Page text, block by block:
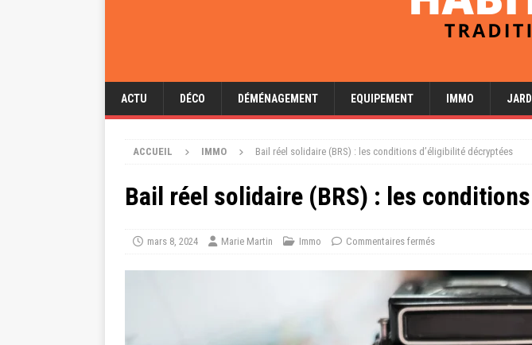
ACTU DÉCO DÉMÉNAGEMENT EQUIPEMENT IMMO
ACCUEIL IMMO Bail réel solidaire (BRS) : les conditions d’éligibilité décryptées
Bail réel solidaire (BRS) : les
mars 8, 2024 Marie Martin Immo Commentaires fermés